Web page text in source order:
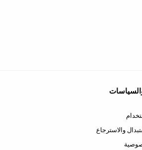
والاسترجاع